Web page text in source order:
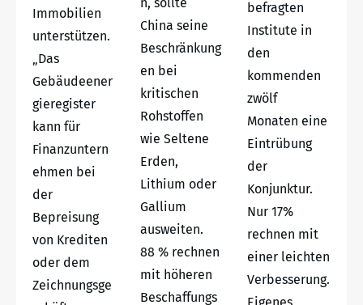
Immobilien
unterstützen.
„Das
Gebäudeener
gieregister
kann für
Finanzuntern
ehmen bei
der
Bepreisung
von Krediten
oder dem
Zeichnungsge
China seine
Beschränkung
en bei
kritischen
Rohstoffen
wie Seltene
Erden,
Lithium oder
Gallium
ausweiten.
88 % rechnen
mit höheren
Beschaffungs
befragten
Institute in
den
kommenden
zwölf
Monaten eine
Eintrübung
der
Konjunktur.
Nur 17%
rechnen mit
einer leichten
Verbesserung.
Eigenes